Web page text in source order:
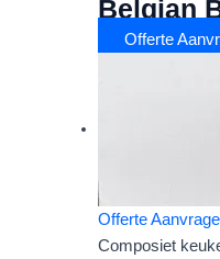
Belgian
Offerte
Offerte
Composiet